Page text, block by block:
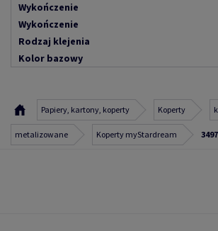
Wykończenie
Wykończenie
Rodzaj klejenia
Kolor bazowy
Papiery, kartony, koperty Koperty
metalizowane Koperty myStardream